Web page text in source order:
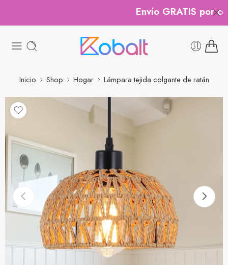
Envío GRATIS por
Inicio Shop Hogar Lámpara tejida colgante de ratán